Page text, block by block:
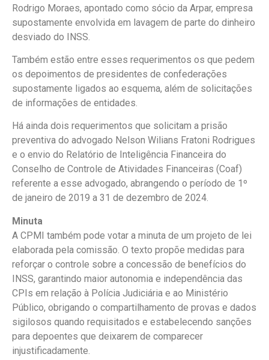
Rodrigo Moraes, apontado como sócio da Arpar, empresa
supostamente envolvida em lavagem de parte do dinheiro
desviado do INSS.
Também estão entre esses requerimentos os que pedem
os depoimentos de presidentes de confederações
supostamente ligados ao esquema, além de solicitações
de informações de entidades.
Há ainda dois requerimentos que solicitam a prisão
preventiva do advogado Nelson Wilians Fratoni Rodrigues
e o envio do Relatório de Inteligência Financeira do
Conselho de Controle de Atividades Financeiras (Coaf)
referente a esse advogado, abrangendo o período de 1º
de janeiro de 2019 a 31 de dezembro de 2024.
Minuta
A CPMI também pode votar a minuta de um projeto de lei
elaborada pela comissão. O texto propõe medidas para
reforçar o controle sobre a concessão de benefícios do
INSS, garantindo maior autonomia e independência das
CPIs em relação à Polícia Judiciária e ao Ministério
Público, obrigando o compartilhamento de provas e dados
sigilosos quando requisitados e estabelecendo sanções
para depoentes que deixarem de comparecer
injustificadamente.